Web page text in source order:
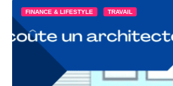
FINANCE & LIFESTYLE TRAVAIL